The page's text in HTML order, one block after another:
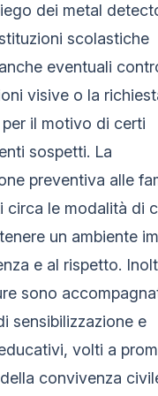
dei metal
scolastiche
eventuali
visive o la
il motivo di certi
sospetti. La
preventiva alle
circa le modalità di
un ambiente
e al rispetto.
sono
sensibilizzazione e
volti a
convivenza